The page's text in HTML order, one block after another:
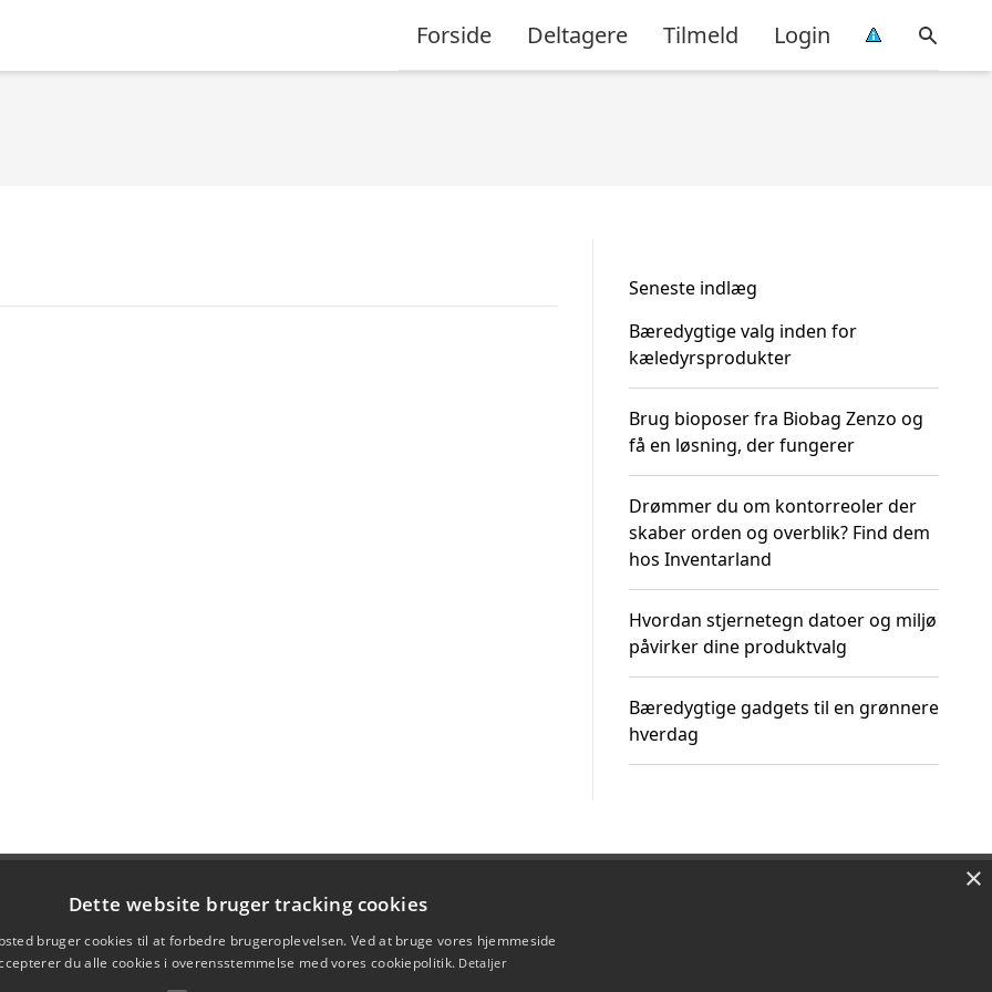
Forside Deltagere Tilmeld Login
Seneste indlæg
Bæredygtige valg inden for
kæledyrsprodukter
Brug bioposer fra Biobag Zenzo og
få en løsning, der fungerer
Drømmer du om kontorreoler der
skaber orden og overblik? Find dem
hos Inventarland
Hvordan stjernetegn datoer og miljø
påvirker dine produktvalg
Bæredygtige gadgets til en grønnere
hverdag
×
Dette website bruger tracking cookies
bruger cookies til at forbedre brugeroplevelsen. Ved at bruge vores hjemmeside
du alle cookies i overensstemmelse med vores cookiepolitik. Detaljer